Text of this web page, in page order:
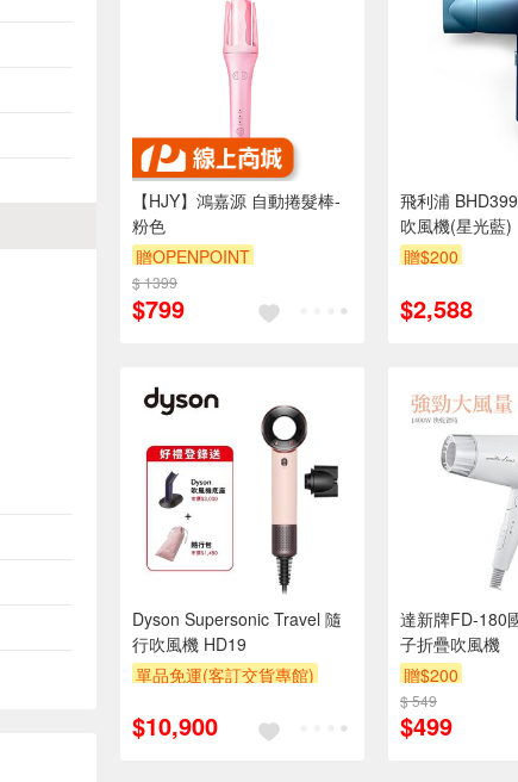
【HJY】鴻嘉源 自動捲髮棒-
粉色
贈OPENPOINT
$ 1399
$799
飛利浦
吹風機(星光藍)
贈$200
$2,588
Dyson Supersonic Travel 隨
行吹風機 HD19
單品免運(客訂交貨專館)
$10,900
達新牌FD-180
子折疊吹風機
贈$200
$ 549
$499